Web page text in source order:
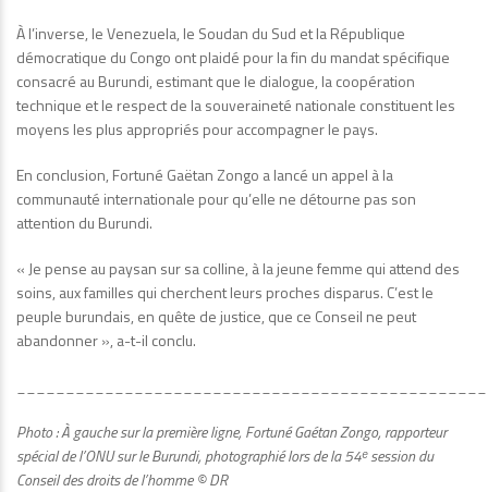
À l’inverse, le Venezuela, le Soudan du Sud et la République
démocratique du Congo ont plaidé pour la fin du mandat spécifique
consacré au Burundi, estimant que le dialogue, la coopération
technique et le respect de la souveraineté nationale constituent les
moyens les plus appropriés pour accompagner le pays.
En conclusion, Fortuné Gaëtan Zongo a lancé un appel à la
communauté internationale pour qu’elle ne détourne pas son
attention du Burundi.
« Je pense au paysan sur sa colline, à la jeune femme qui attend des
soins, aux familles qui cherchent leurs proches disparus. C’est le
peuple burundais, en quête de justice, que ce Conseil ne peut
abandonner », a-t-il conclu.
Photo : À gauche sur la première ligne, Fortuné Gaétan Zongo, rapporteur
spécial de l’ONU sur le Burundi, photographié lors de la 54ᵉ session du
Conseil des droits de l’homme © DR